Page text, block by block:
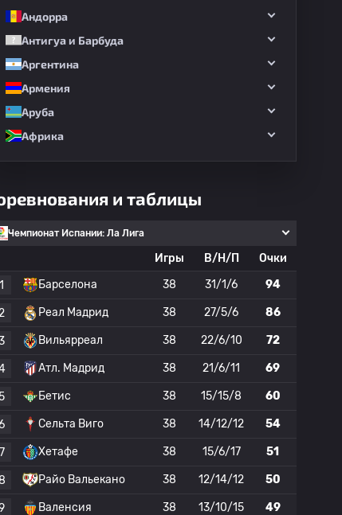
Андорра
Антигуа и Барбуда
Аргентина
Армения
Аруба
Африка
и таблицы
Чемпионат Испании: Ла Лига
Игры В/Н/П
Очки
1
Барселона 38 31/1/6 94
Реал Мадрид 38 27/5/6 86
Вильярреал 38 22/6/10 72
Атл. Мадрид 38 21/6/11 69
Бетис 38 15/15/8 60
Сельта Виго 38 14/12/12 54
7 Хетафе 38 15/6/17 51
Райо Вальекано 38 12/14/12 50
Валенсия 38 13/10/15 49